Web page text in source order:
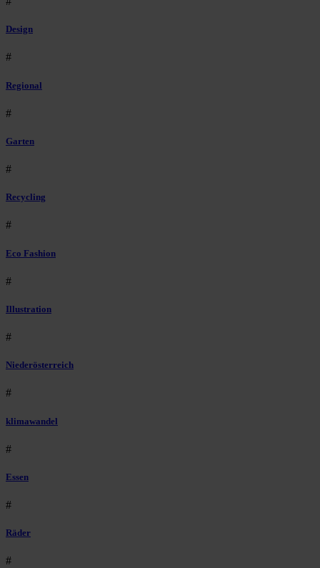
Design
#
Regional
#
Garten
#
Recycling
#
Eco Fashion
#
Illustration
#
Niederösterreich
#
klimawandel
#
Essen
#
Räder
#